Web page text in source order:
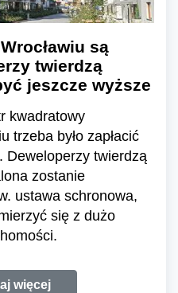
są
twierdzą
jeszcze wyższe
kwadratowy
trzeba było zapłacić
Deweloperzy twierdzą
zostanie
ustawa schronowa,
się z dużo
więcej